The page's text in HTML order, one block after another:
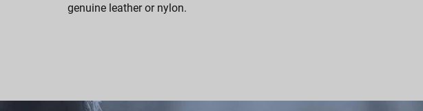
genuine leather or nylon.